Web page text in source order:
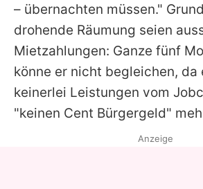
Utiq verwalten
– übernachten müssen."
drohende Räumung seien
Mietzahlungen: Ganze fünf
könne er nicht begleichen, da
keinerlei Leistungen vom
"keinen Cent Bürgergeld"
Anzeige